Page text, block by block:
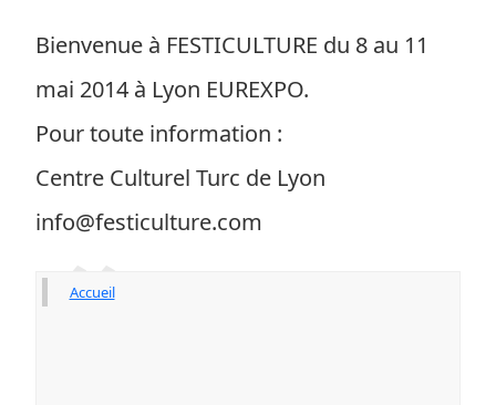
Bienvenue à FESTICULTURE du 8 au 11
mai 2014 à Lyon EUREXPO.
Pour toute information :
Centre Culturel Turc de Lyon
info@festiculture.com
Accueil